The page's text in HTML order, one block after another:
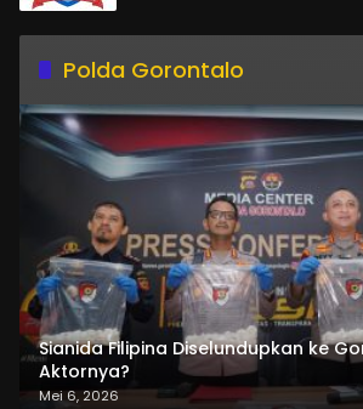
Polda Gorontalo
Sianida Filipina Diselundupkan ke
Aktornya?
Mei 6, 2026